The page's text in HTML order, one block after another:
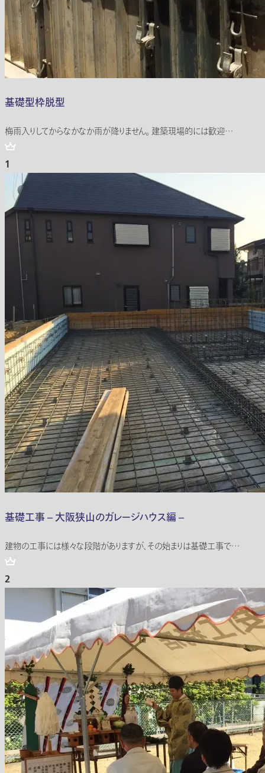
基礎型枠脱型
梅雨入りしてからなかなか雨が降りません。 建築現場的には歓迎…
1
基礎工事 – 大阪狭山のガレージハウス編 –
建物の工事には様々な段階がありますが、その始まりは基礎工事で…
2